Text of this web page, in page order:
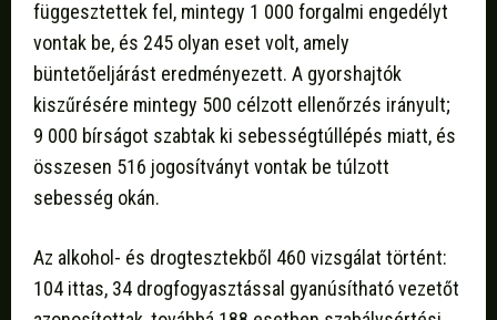
függesztettek fel, mintegy 1 000 forgalmi engedélyt
vontak be, és 245 olyan eset volt, amely
büntetőeljárást eredményezett. A gyorshajtók
kiszűrésére mintegy 500 célzott ellenőrzés irányult;
9 000 bírságot szabtak ki sebességtúllépés miatt, és
összesen 516 jogosítványt vontak be túlzott
sebesség okán.
Az alkohol- és drogtesztekből 460 vizsgálat történt:
104 ittas, 34 drogfogyasztással gyanúsítható vezetőt